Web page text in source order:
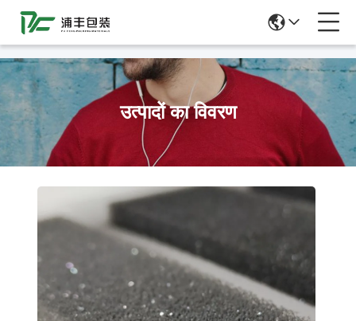
उत्पादों का विवरण